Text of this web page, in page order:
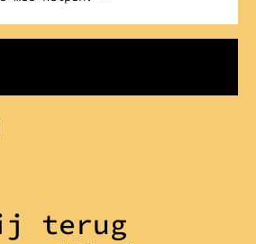
terug